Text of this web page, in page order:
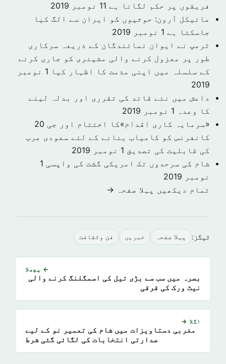
فریقوں پر حکم لگانا ہے 11 نومبر 2019
مائیکل آرون: حوثیوں کو ایران سے الگ کیا
جاسکتا ہے 1 نومبر 2019
ٹرمپ نے ایوان نمائندگان کے ذریعہ سرکاری
طور پر معزول کرنے والی مشینری کو جاری کرنے
کے سلسلہ میں اپنی مذمت کا اظہار کیا
1 نومبر
2019
داعش میں نئے قائد کی تقرری اور بدلہ لینے
کا وعدہ 1 نومبر 2019
«سرمایہ کاری اقدام»کا اختتام اور جی 20
کانفرنس کو کامیاب بنانے کے لئے سعودی عرب
کی قابلیت کی تصدیق 1 نومبر 2019
شام کی سرحدوں تک امریکی گشت کی واپسی 1
نومبر 2019
تمام دیکھیں پہلا صفحہ →
ٹیگز: پہلا صفحہ خبريں فن وثقافت
← پچھلا
بصرہ میں سب سے بڑی تیل کی اسمگلنگ کرنے والی
نیٹ ورک کی قرقی
اگلا →
مغربی دستاویزات میں شام کی تعمیر نو کے لیے
صدارتی انتخابات کی لگائی گئی شرط